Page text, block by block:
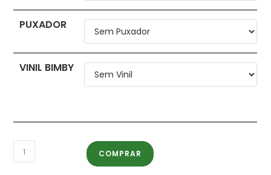
PUXADOR
VINIL BIMBY
COMPRAR